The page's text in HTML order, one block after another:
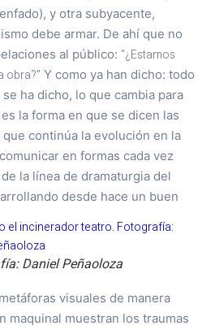
y otra subyacente,
debe armar. De ahí que no
al público: “¿Estamos
obra?” Y como ya han dicho: todo
ha dicho, lo que cambia para
la forma en que se dicen las
continúa la evolución en la
en formas cada vez
la línea de dramaturgia del
desde hace un buen
Daniel Peñaoloza
visuales de manera
maquinal muestran los traumas